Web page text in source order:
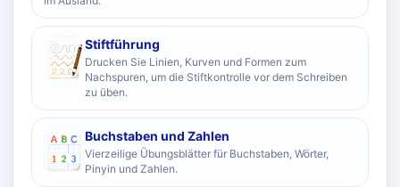
Stiftführung
Drucken Sie Linien, Kurven und Formen zum
Nachspuren, um die Stiftkontrolle vor dem Schreiben
zu üben.
Buchstaben und Zahlen
Vierzeilige Übungsblätter für Buchstaben, Wörter,
Pinyin und Zahlen.